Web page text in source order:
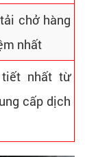
chở hàng
nhất
nhất từ
cấp dịch